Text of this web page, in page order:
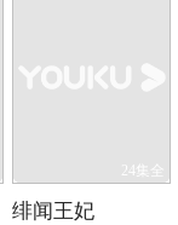
24集全
绯闻王妃